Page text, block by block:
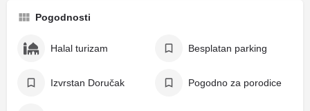
Pogodnosti
Halal turizam Besplatan parking
Izvrstan Doručak Pogodno za porodice